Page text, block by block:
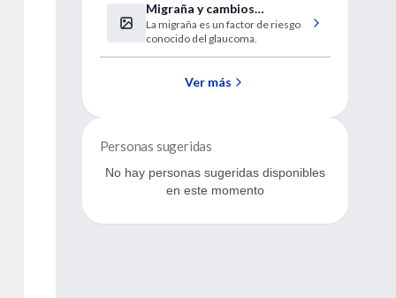
Migraña y cambios
vasculares en los ojos
La migraña es un factor de riesgo
conocido del glaucoma.
Ver más
Personas sugeridas
No hay personas sugeridas disponibles
en este momento